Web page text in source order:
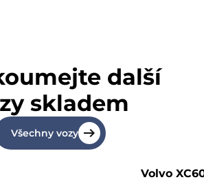
další
skladem
Všechny vozy
Volvo